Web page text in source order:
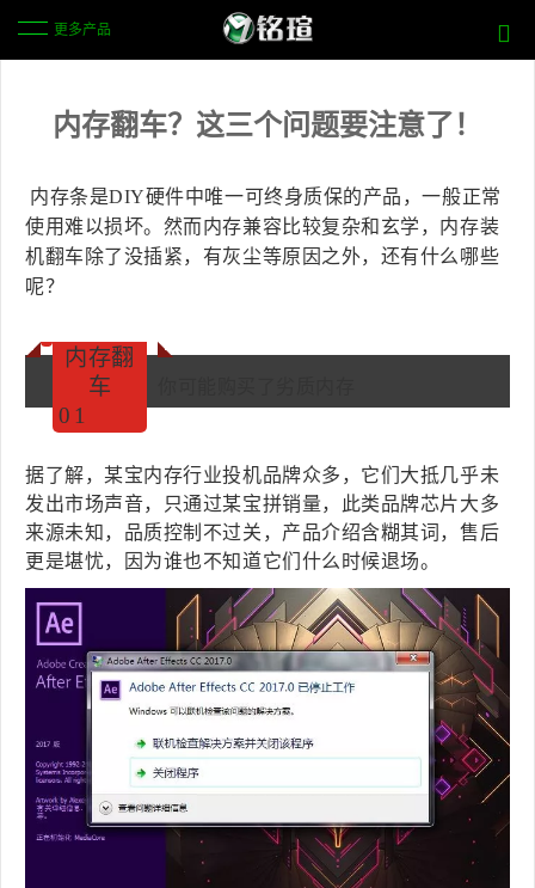
更多产品
内存翻车？这三个问题要注意了！
内存条是DIY硬件中唯一可终身质保的产品，一般正常
使用难以损坏。然而内存兼容比较复杂和玄学，内存装
机翻车除了没插紧，有灰尘等原因之外，还有什么哪些
呢？
内存翻
车
0 1
据了解，某宝内存行业投机品牌众多，它们大抵几乎未
发出市场声音，只通过某宝拼销量，此类品牌芯片大多
来源未知，品质控制不过关，产品介绍含糊其词，售后
更是堪忧，因为谁也不知道它们什么时候退场。